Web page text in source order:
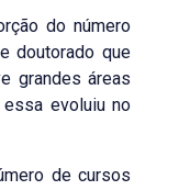
do número
doutorado que
grandes áreas
evoluiu no
de cursos